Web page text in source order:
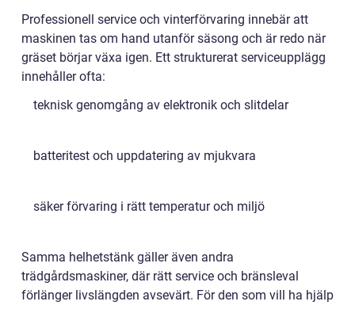
Professionell service och vinterförvaring innebär att
maskinen tas om hand utanför säsong och är redo när
gräset börjar växa igen. Ett strukturerat serviceupplägg
innehåller ofta:
teknisk genomgång av elektronik och slitdelar
batteritest och uppdatering av mjukvara
säker förvaring i rätt temperatur och miljö
Samma helhetstänk gäller även andra
trädgårdsmaskiner, där rätt service och bränsleval
förlänger livslängden avsevärt. För den som vill ha hjälp